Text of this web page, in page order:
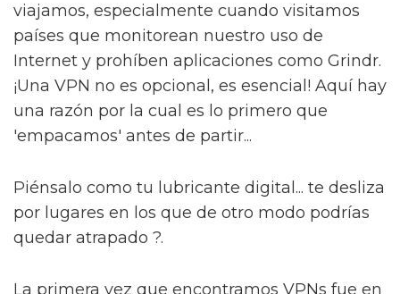
viajamos, especialmente cuando visitamos
países que monitorean nuestro uso de
Internet y prohíben aplicaciones como Grindr.
¡Una VPN no es opcional, es esencial! Aquí hay
una razón por la cual es lo primero que
'empacamos' antes de partir...
Piénsalo como tu lubricante digital... te desliza
por lugares en los que de otro modo podrías
quedar atrapado ?.
La primera vez que encontramos VPNs fue en